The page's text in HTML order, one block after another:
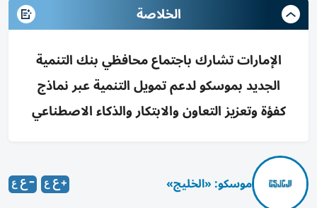
الخلاصة
الإمارات تشارك باجتماع محافظي بنك التنمية
الجديد بموسكو لدعم تمويل التنمية عبر نماذج
كفؤة وتعزيز التعاون والابتكار والذكاء الاصطناعي
موسكو: «الخليج»